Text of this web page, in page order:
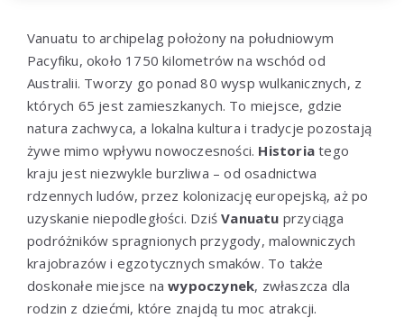
Vanuatu to archipelag położony na południowym
Pacyfiku, około 1750 kilometrów na wschód od
Australii. Tworzy go ponad 80 wysp wulkanicznych, z
których 65 jest zamieszkanych. To miejsce, gdzie
natura zachwyca, a lokalna kultura i tradycje pozostają
żywe mimo wpływu nowoczesności. Historia tego
kraju jest niezwykle burzliwa – od osadnictwa
rdzennych ludów, przez kolonizację europejską, aż po
uzyskanie niepodległości. DziśVanuatu przyciąga
podróżników spragnionych przygody, malowniczych
krajobrazów i egzotycznych smaków. To także
doskonałe miejsce nawypoczynek, zwłaszcza dla
rodzin z dziećmi, które znajdą tu moc atrakcji.